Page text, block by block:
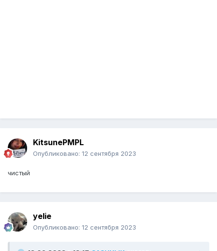
KitsunePMPL
Опубликовано: 12 сентября 2023
чистый
yelie
Опубликовано: 12 сентября 2023